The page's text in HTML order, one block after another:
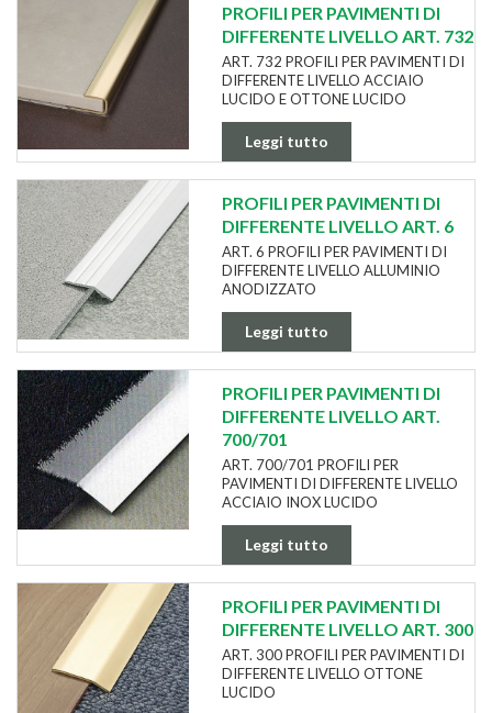
PROFILI PER PAVIMENTI DI
DIFFERENTE LIVELLO ART. 732
ART. 732 PROFILI PER PAVIMENTI DI
DIFFERENTE LIVELLO ACCIAIO
LUCIDO E OTTONE LUCIDO
Leggi tutto
PROFILI PER PAVIMENTI DI
DIFFERENTE LIVELLO ART. 6
ART. 6 PROFILI PER PAVIMENTI DI
DIFFERENTE LIVELLO ALLUMINIO
ANODIZZATO
Leggi tutto
PROFILI PER PAVIMENTI DI
DIFFERENTE LIVELLO ART.
700/701
ART. 700/701 PROFILI PER
PAVIMENTI DI DIFFERENTE LIVELLO
ACCIAIO INOX LUCIDO
Leggi tutto
PROFILI PER PAVIMENTI DI
DIFFERENTE LIVELLO ART. 300
ART. 300 PROFILI PER PAVIMENTI DI
DIFFERENTE LIVELLO OTTONE
LUCIDO